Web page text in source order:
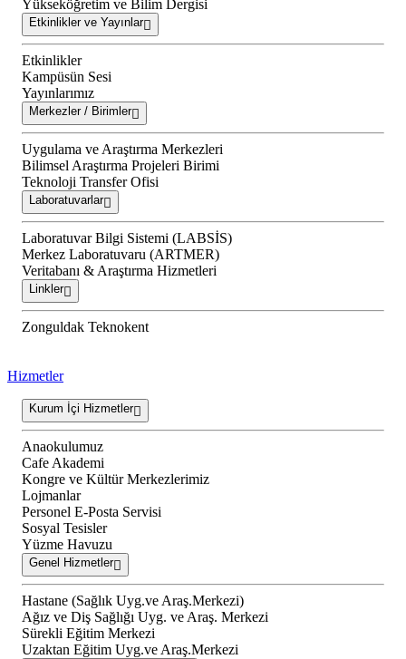
Yükseköğretim ve Bilim Dergisi
Etkinlikler ve Yayınlar
Etkinlikler
Kampüsün Sesi
Yayınlarımız
Merkezler / Birimler
Uygulama ve Araştırma Merkezleri
Bilimsel Araştırma Projeleri Birimi
Teknoloji Transfer Ofisi
Laboratuvarlar
Laboratuvar Bilgi Sistemi (LABSİS)
Merkez Laboratuvaru (ARTMER)
Veritabanı & Araştırma Hizmetleri
Linkler
Zonguldak Teknokent
Hizmetler
Kurum İçi Hizmetler
Anaokulumuz
Cafe Akademi
Kongre ve Kültür Merkezlerimiz
Lojmanlar
Personel E-Posta Servisi
Sosyal Tesisler
Yüzme Havuzu
Genel Hizmetler
Hastane (Sağlık Uyg.ve Araş.Merkezi)
Ağız ve Diş Sağlığı Uyg. ve Araş. Merkezi
Sürekli Eğitim Merkezi
Uzaktan Eğitim Uyg.ve Araş.Merkezi